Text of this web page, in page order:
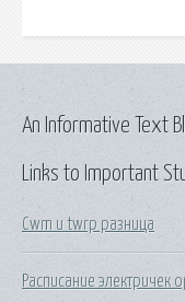
Links to Important
Cwm и twrp разница
Расписание электричек
An Informative Text